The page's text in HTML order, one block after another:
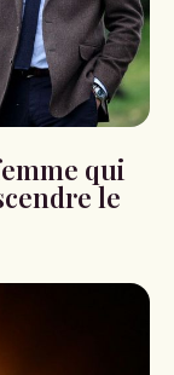
qui
le